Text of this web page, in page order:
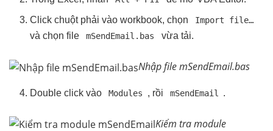
Click chuột phải vào workbook, chọn
Import file…
và chọn file mSendEmail.bas vừa tải.
Nhập file mSendEmail.bas
Double click vào Modules , rồi mSendEmail .
Kiểm tra module